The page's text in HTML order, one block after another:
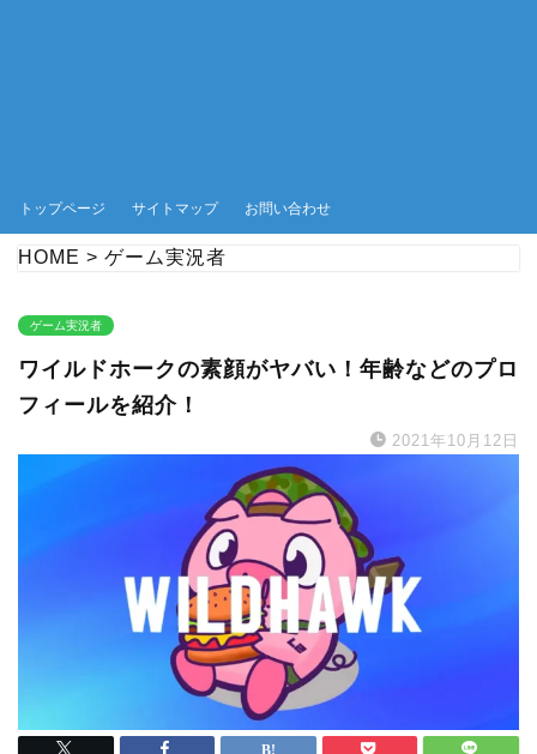
トップページ サイトマップ お問い合わせ
HOME > ゲーム実況者
ゲーム実況者
ワイルドホークの素顔がヤバい！年齢などのプロ
フィールを紹介！
2021年10月12日